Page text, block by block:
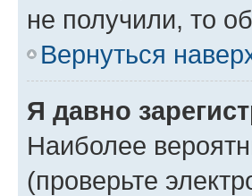
не получили, то
Вернуться
Я давно
Наиболее
(проверьте